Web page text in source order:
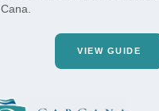
Cana.
VIEW GUIDE